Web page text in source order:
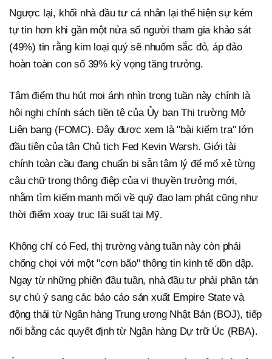
Ngược lại, khối nhà đầu tư cá nhân lại thể hiện sự kém
tự tin hơn khi gần một nửa số người tham gia khảo sát
(49%) tin rằng kim loại quý sẽ nhuốm sắc đỏ, áp đảo
hoàn toàn con số 39% kỳ vọng tăng trưởng.
Tâm điểm thu hút mọi ánh nhìn trong tuần này chính là
hội nghị chính sách tiền tệ của Ủy ban Thị trường Mở
Liên bang (FOMC). Đây được xem là "bài kiểm tra" lớn
đầu tiên của tân Chủ tịch Fed Kevin Warsh. Giới tài
chính toàn cầu đang chuẩn bị sẵn tâm lý để mổ xẻ từng
câu chữ trong thông điệp của vị thuyền trưởng mới,
nhằm tìm kiếm manh mối về quỹ đạo lạm phát cũng như
thời điểm xoay trục lãi suất tại Mỹ.
Không chỉ có Fed, thị trường vàng tuần này còn phải
chống chọi với một "cơn bão" thông tin kinh tế dồn dập.
Ngay từ những phiên đầu tuần, nhà đầu tư phải phân tán
sự chú ý sang các báo cáo sản xuất Empire State và
động thái từ Ngân hàng Trung ương Nhật Bản (BOJ), tiếp
nối bằng các quyết định từ Ngân hàng Dự trữ Úc (RBA).